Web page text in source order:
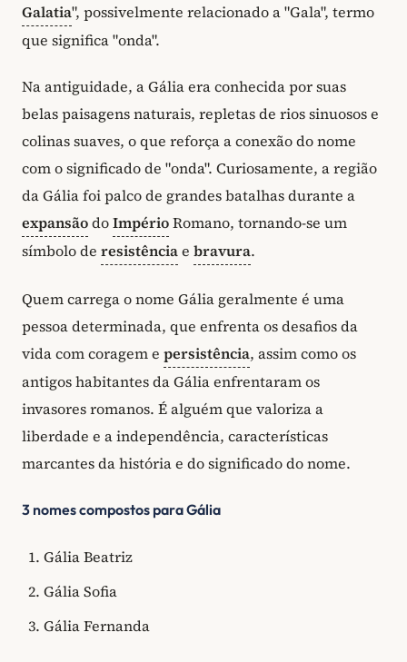
Galatia", possivelmente relacionado a "Gala", termo
que significa "onda".
Na antiguidade, a Gália era conhecida por suas
belas paisagens naturais, repletas de rios sinuosos e
colinas suaves, o que reforça a conexão do nome
com o significado de "onda". Curiosamente, a região
da Gália foi palco de grandes batalhas durante a
expansãodoImpérioRomano, tornando-se um
símbolo de resistênciae bravura.
Quem carrega o nome Gália geralmente é uma
pessoa determinada, que enfrenta os desafios da
vida com coragem e persistência, assim como os
antigos habitantes da Gália enfrentaram os
invasores romanos. É alguém que valoriza a
liberdade e a independência, características
marcantes da história e do significado do nome.
3 nomes compostos para Gália
Gália Beatriz
Gália Sofia
Gália Fernanda